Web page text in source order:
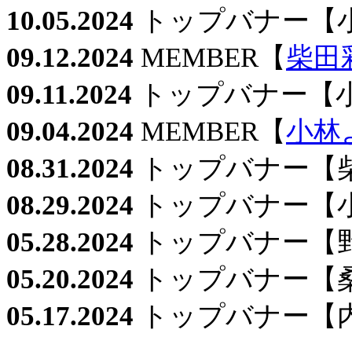
10.05.2024 トップバナー【
09.12.2024 MEMBER【 柴田
09.11.2024 トップバナー【
09.04.2024 MEMBER【小林
08.31.2024 トップバナー【
08.29.2024 トップバナー【
05.28.2024 トップバナー【
05.20.2024 トップバナー【
05.17.2024 トップバナー【